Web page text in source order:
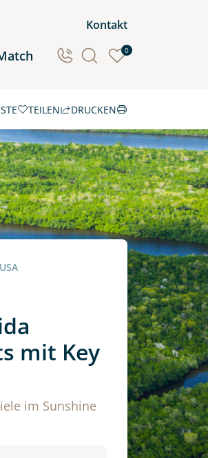
Kontakt
0
TEILEN DRUCKEN
mit Key
im Sunshine